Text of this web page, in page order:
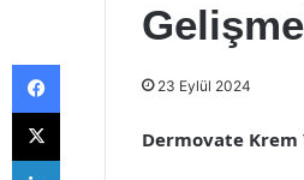
23 Eylül 2024
Dermovate Krem
Facebook
X
LinkedIn